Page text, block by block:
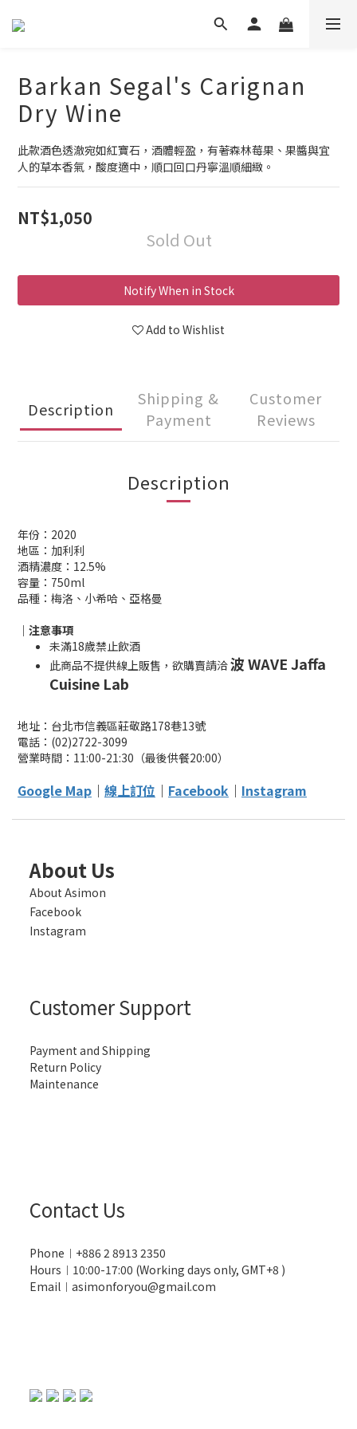
Barkan Segal's Carignan
Dry Wine
此款酒色透澈宛如紅寶石，酒體輕盈，有著森林莓果、果醬與宜
人的草本香氣，酸度適中，順口回口丹寧溫順細緻。
NT$1,050
Sold Out
Notify When in Stock
Add to Wishlist
Description
Shipping &
Payment
Customer
Reviews
Description
年份：2020
地區：加利利
酒精濃度：12.5%
容量：750ml
品種：梅洛、小希哈、亞格曼
｜注意事項
未滿18歲禁止飲酒
此商品不提供線上販售，欲購賣請洽波 WAVE Jaffa
Cuisine Lab
地址：台北市信義區莊敬路178巷13號
電話：(02)2722-3099
營業時間：11:00-21:30（最後供餐20:00）
Google Map ｜ 線上訂位 ｜ Facebook ｜ Instagram
About Us
About Asimon
Facebook
Instagram
Customer Support
Payment and Shipping
Return Policy
Maintenance
Contact Us
Phone︱+886 2 8913 2350
Hours︱10:00-17:00 (Working days only, GMT+8 )
Email︱asimonforyou@gmail.com